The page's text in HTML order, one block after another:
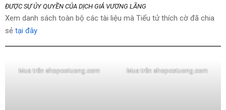
ĐƯỢC SỰ ỦY QUYỀN CỦA DỊCH GIẢ VƯƠNG LÃNG
Xem danh sách toàn bộ các tài liệu mà Tiểu tử thích cờ đã chia
sẻ tại đây
Mua trên shopcotuong.com Mua trên shopcotuong.com